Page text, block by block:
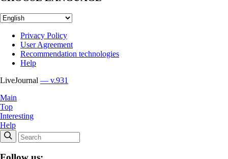
Privacy Policy
User Agreement
Recommendation technologies
Help
LiveJournal — v.931
Main
Top
Interesting
Help